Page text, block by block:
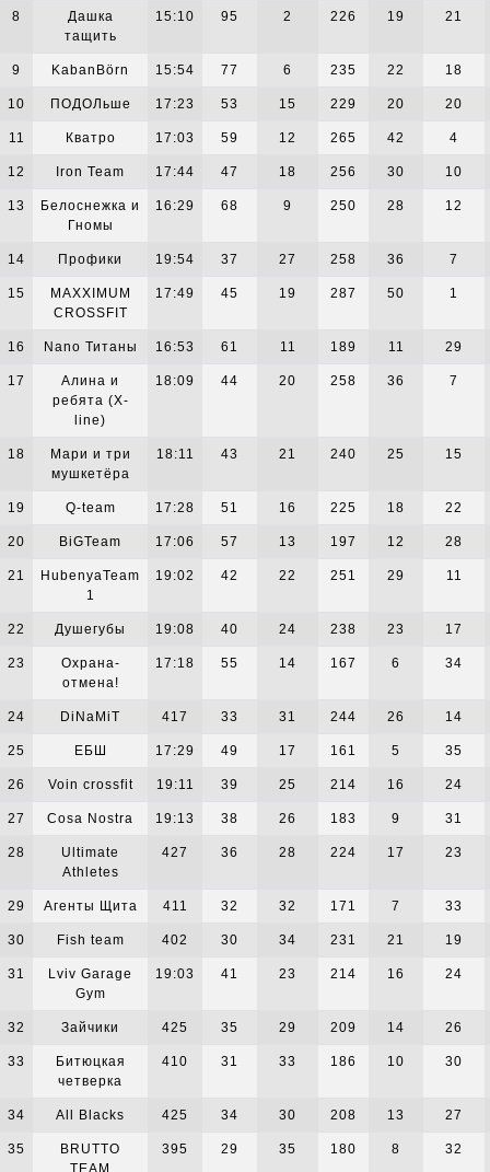
8
Дашка
тащить
15:10 95 2 226 19 21
9 KabanBörn 15:54 77 6 235 22 18
10 ПОДОЛьше 17:23 53 15 229 20 20
11 Кватро 17:03 59 12 265 42 4
12 Iron Team 17:44 47 18 256 30 10
13
Белоснежка и
Гномы
16:29 68 9 250 28 12
14 Профики 19:54 37 27 258 36 7
15
MAXXIMUM
CROSSFIT
17:49 45 19 287 50 1
16 Nano Титаны 16:53 61 11 189 11 29
17
Алина и
ребята (X-
line)
18:09 44 20 258 36 7
18
Мари и три
мушкетёра
18:11 43 21 240 25 15
19 Q-team 17:28 51 16 225 18 22
20 BiGTeam 17:06 57 13 197 12 28
21
HubenyaTeam
1
19:02 42 22 251 29 11
22 Душегубы 19:08 40 24 238 23 17
23
Охрана-
отмена!
17:18 55 14 167 6 34
24 DiNaMiT 417 33 31 244 26 14
25 ЕБШ 17:29 49 17 161 5 35
26 Voin crossfit 19:11 39 25 214 16 24
27 Cosa Nostra 19:13 38 26 183 9 31
28
Ultimate
Athletes
427 36 28 224 17 23
29 Агенты Щита 411 32 32 171 7 33
30 Fish team 402 30 34 231 21 19
31
Lviv Garage
Gym
19:03 41 23 214 16 24
32 Зайчики 425 35 29 209 14 26
33
Битюцкая
четверка
410 31 33 186 10 30
34 All Blacks 425 34 30 208 13 27
35
BRUTTO
TEAМ
395 29 35 180 8 32